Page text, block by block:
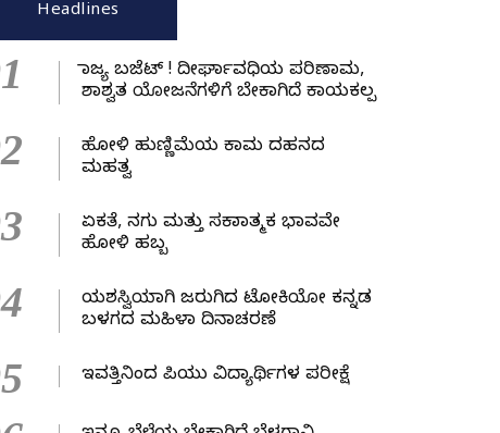
Headlines
ರಾಜ್ಯ ಬಜೆಟ್ ! ದೀರ್ಘಾವಧಿಯ ಪರಿಣಾಮ,
ಶಾಶ್ವತ ಯೋಜನೆಗಳಿಗೆ ಬೇಕಾಗಿದೆ ಕಾಯಕಲ್ಪ
ಹೋಳಿ ಹುಣ್ಣಿಮೆಯ ಕಾಮ ದಹನದ
ಮಹತ್ವ
ಏಕತೆ, ನಗು ಮತ್ತು ಸಕಾರಾತ್ಮಕ ಭಾವವೇ
ಹೋಳಿ ಹಬ್ಬ
ಯಶಸ್ವಿಯಾಗಿ ಜರುಗಿದ ಟೋಕಿಯೋ ಕನ್ನಡ
ಬಳಗದ ಮಹಿಳಾ ದಿನಾಚರಣೆ
ಇವತ್ತಿನಿಂದ ಪಿಯು ವಿದ್ಯಾರ್ಥಿಗಳ ಪರೀಕ್ಷೆ